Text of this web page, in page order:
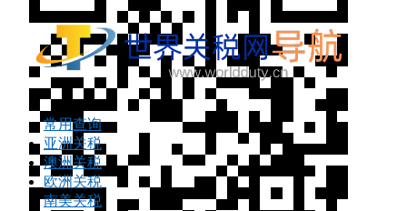
常用查询
亚洲关税
澳洲关税
欧洲关税
南美关税